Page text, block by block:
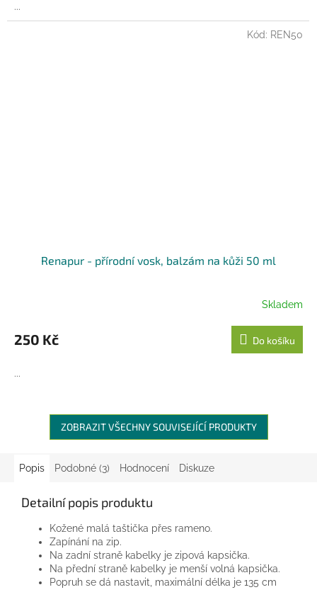
...
Renapur - přírodní vosk, balzám na kůži 50 ml
Skladem
250 Kč Do košíku
...
Kód: REN50
ZOBRAZIT VŠECHNY SOUVISEJÍCÍ PRODUKTY
Popis Podobné (3) Hodnocení Diskuze
Detailní popis produktu
Kožené malá taštička přes rameno.
Zapínání na zip.
Na zadní straně kabelky je zipová kapsička.
Na přední straně kabelky je menší volná kapsička.
Popruh se dá nastavit, maximální délka je 135 cm